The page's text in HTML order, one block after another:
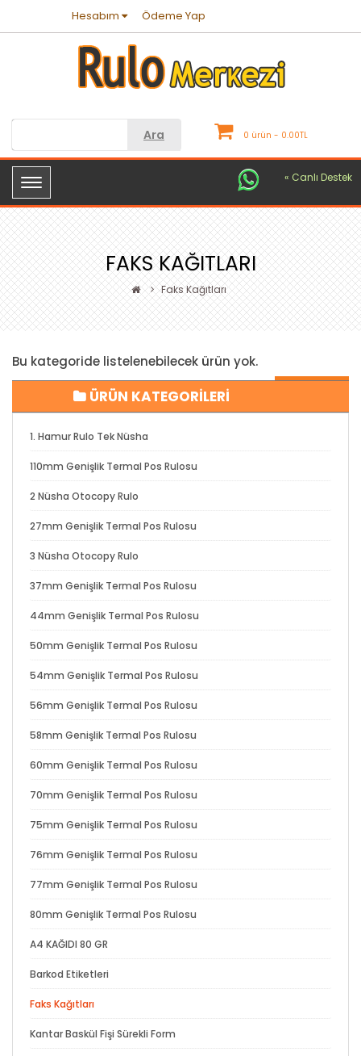
Hesabım Ödeme Yap
Ara
« Canlı Destek
0 ürün - 0.00TL
FAKS KAĞITLARI
Faks Kağıtları
Bu kategoride listelenebilecek ürün yok.
ÜRÜN KATEGORİLERİ
1. Hamur Rulo Tek Nüsha
110mm Genişlik Termal Pos Rulosu
2 Nüsha Otocopy Rulo
27mm Genişlik Termal Pos Rulosu
3 Nüsha Otocopy Rulo
37mm Genişlik Termal Pos Rulosu
44mm Genişlik Termal Pos Rulosu
50mm Genişlik Termal Pos Rulosu
54mm Genişlik Termal Pos Rulosu
56mm Genişlik Termal Pos Rulosu
58mm Genişlik Termal Pos Rulosu
60mm Genişlik Termal Pos Rulosu
70mm Genişlik Termal Pos Rulosu
75mm Genişlik Termal Pos Rulosu
76mm Genişlik Termal Pos Rulosu
77mm Genişlik Termal Pos Rulosu
80mm Genişlik Termal Pos Rulosu
A4 KAĞIDI 80 GR
Barkod Etiketleri
Faks Kağıtları
Kantar Baskül Fişi Sürekli Form